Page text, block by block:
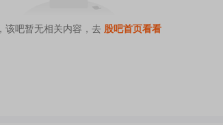
该吧暂无相关内容，去 股吧首页看看